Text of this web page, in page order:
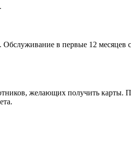
в первые 12 месяцев
желающих получить карты.